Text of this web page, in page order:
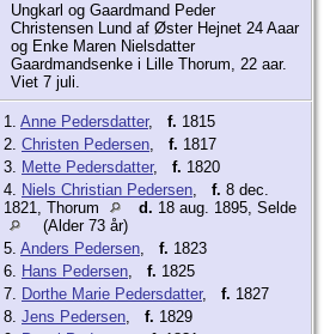
Ungkarl og Gaardmand Peder
Christensen Lund af Øster Hejnet 24 Aaar
og Enke Maren Nielsdatter
Gaardmandsenke i Lille Thorum, 22 aar.
Viet 7 juli.
1. Anne Pedersdatter, f. 1815
2. Christen Pedersen, f. 1817
3. Mette Pedersdatter, f. 1820
4. Niels Christian Pedersen, f. 8 dec.
1821, Thorum
d. 18 aug. 1895, Selde
(Alder 73 år)
5. Anders Pedersen, f. 1823
6. Hans Pedersen, f. 1825
7. Dorthe Marie Pedersdatter, f. 1827
8. Jens Pedersen, f. 1829